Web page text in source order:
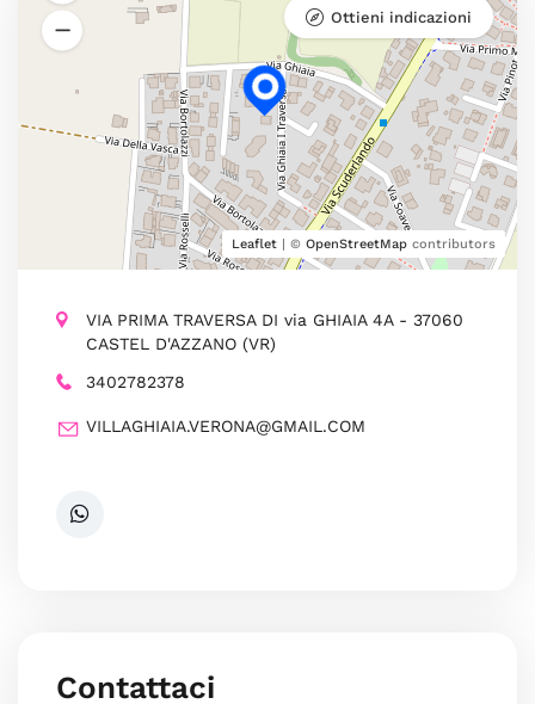
Leaflet | © OpenStreetMap contributors
Ottieni indicazioni
VIA PRIMA TRAVERSA DI via GHIAIA 4A - 37060
CASTEL D'AZZANO (VR)
3402782378
VILLAGHIAIA.VERONA@GMAIL.COM
Contattaci